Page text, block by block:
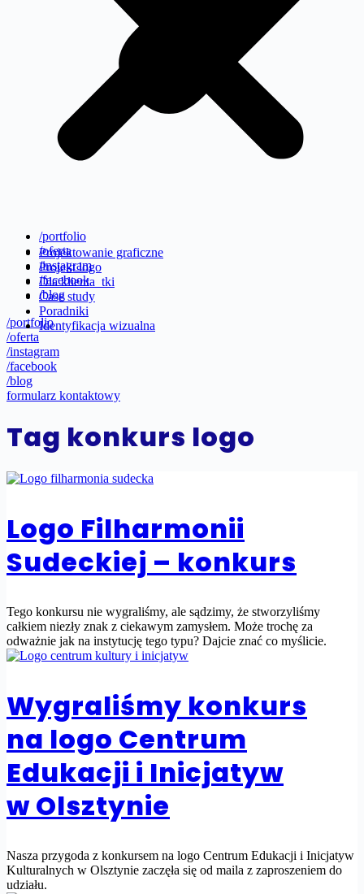
Projektowanie graficzne
Projekt logo
Dla klienta_tki
Case study
Poradniki
Identyfikacja wizualna
/portfolio
/oferta
/instagram
/facebook
/blog
/portfolio
/oferta
/instagram
/facebook
/blog
formularz kontaktowy
Tag konkurs logo
Logo Filharmonii
Sudeckiej – konkurs
Tego konkursu nie wygraliśmy, ale sądzimy, że stworzyliśmy
całkiem niezły znak z ciekawym zamysłem. Może trochę za
odważnie jak na instytucję tego typu? Dajcie znać co myślicie.
Wygraliśmy konkurs
na logo Centrum
Edukacji i Inicjatyw
w Olsztynie
Nasza przygoda z konkursem na logo Centrum Edukacji i Inicjatyw
Kulturalnych w Olsztynie zaczęła się od maila z zaproszeniem do
udziału.